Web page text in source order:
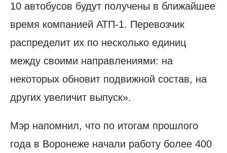
10 автобусов будут получены в ближайшее
время компанией АТП-1. Перевозчик
распределит их по несколько единиц
между своими направлениями: на
некоторых обновит подвижной состав, на
других увеличит выпуск».
Мэр напомнил, что по итогам прошлого
года в Воронеже начали работу более 400